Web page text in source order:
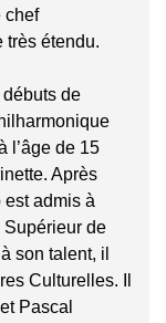
chef
très étendu.
de
l’âge de 15
Après
est admis à
Supérieur de
son talent, il
Culturelles. Il
Pascal